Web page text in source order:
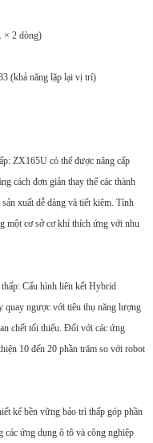
× 2 dòng)
(khả năng lặp lại vị trí)
ZX165U có thể được nâng cấp
cách đơn giản thay thế các thành
xuất dễ dàng và tiết kiệm. Tính
một cơ sở cơ khí thích ứng với nhu
Cấu hình liên kết Hybrid
quay ngược với tiêu thụ năng lượng
chết tối thiểu. Đối với các ứng
10 đến 20 phần trăm so với robot
kế bền vững bảo trì thấp góp phần
các ứng dụng ô tô và công nghiệp